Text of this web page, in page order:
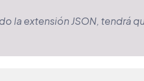
la extensión JSON, tendrá